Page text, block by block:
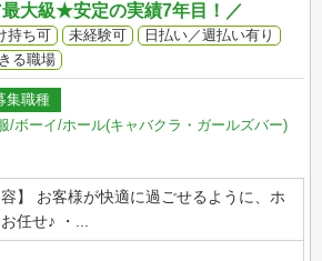
大級★安定の実績7年目！／
持ち可 未経験可
日払い／週払い有り
る職場
集職種
/ボーイ/ホール(キャバクラ・ガールズバー)
容】 お客様が快適に過ごせるように、ホ
任せ♪ ・...